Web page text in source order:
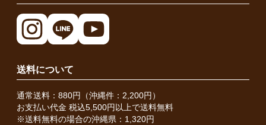
送料について
通常送料：880円（沖縄件：2,200円）
お支払い代金 税込5,500円以上で送料無料
※送料無料の場合の沖縄県：1,320円